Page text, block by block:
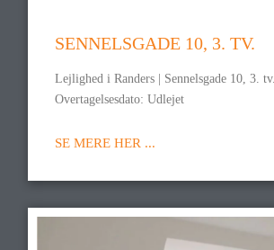
SENNELSGADE 10, 3. TV.
Lejlighed i Randers | Sennelsgade 10, 3. tv.
Overtagelsesdato: Udlejet
SE MERE HER ...